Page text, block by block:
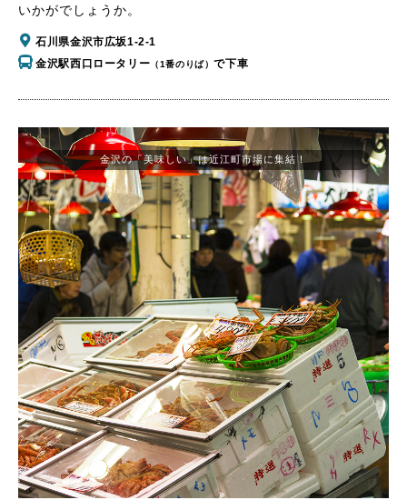
いかがでしょうか。
石川県金沢市広坂1-2-1
金沢駅西口ロータリー （1番のりば）で下車
金沢の「美味しい」は近江町市場に集結！